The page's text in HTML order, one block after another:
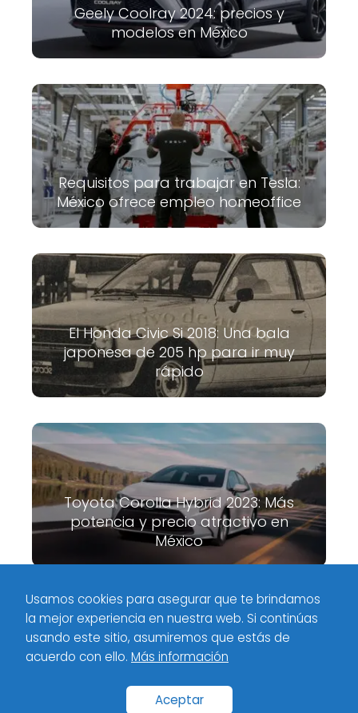
Geely Coolray 2024: precios y
modelos en México
Requisitos para trabajar en Tesla:
México ofrece empleo homeoffice
El Honda Civic Si 2018: Una bala
japonesa de 205 hp para ir muy
rápido
Toyota Corolla Hybrid 2023: Más
potencia y precio atractivo en
México
Meximotores Industria
Terrain 2022: Llegan nuevas versiones y
motorización turbo a México
Políticas de privacidad
Usamos cookies para asegurar que te brindamos
la mejor experiencia en nuestra web. Si continúas
usando este sitio, asumiremos que estás de
acuerdo con ello. Más información
Aceptar